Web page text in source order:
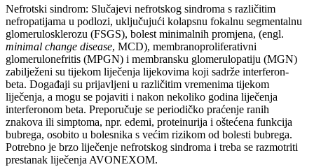
Nefrotski sindrom: Slučajevi nefrotskog sindroma s različitim
nefropatijama u podlozi, uključujući kolapsnu fokalnu segmentalnu
glomerulosklerozu (FSGS), bolest minimalnih promjena, (engl.
minimal change disease, MCD), membranoproliferativni
glomerulonefritis (MPGN) i membransku glomerulopatiju (MGN)
zabilježeni su tijekom liječenja lijekovima koji sadrže interferon-
beta. Događaji su prijavljeni u različitim vremenima tijekom
liječenja, a mogu se pojaviti i nakon nekoliko godina liječenja
interferonom beta. Preporučuje se periodičko praćenje ranih
znakova ili simptoma, npr. edemi, proteinurija i oštećena funkcija
bubrega, osobito u bolesnika s većim rizikom od bolesti bubrega.
Potrebno je brzo liječenje nefrotskog sindroma i treba se razmotriti
prestanak liječenja AVONEXOM.